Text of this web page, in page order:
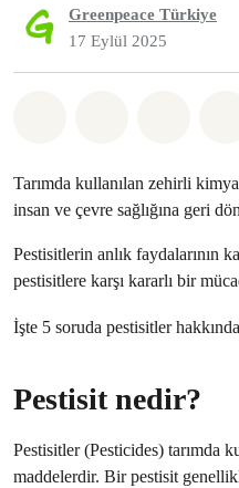
Greenpeace Türkiye
17 Eylül 2025
Tarımda kullanılan zehirli
insan ve çevre sağlığına geri
Pestisitlerin anlık faydalarının
pestisitlere karşı kararlı bir
İşte 5 soruda pestisitler
Pestisit nedir?
Pestisitler (Pesticides) tarımda
maddelerdir. Bir pestisit